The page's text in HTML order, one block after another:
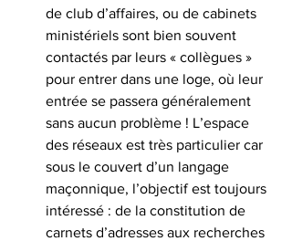
de club d’affaires, ou de cabinets
ministériels sont bien souvent
contactés par leurs « collègues »
pour entrer dans une loge, où leur
entrée se passera généralement
sans aucun problème ! L’espace
des réseaux est très particulier car
sous le couvert d’un langage
maçonnique, l’objectif est toujours
intéressé : de la constitution de
carnets d’adresses aux recherches